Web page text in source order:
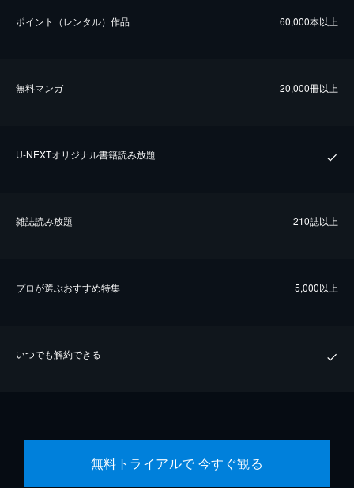
ポイント（レンタル）作品 60,000本以上
無料マンガ 20,000冊以上
U-NEXTオリジナル書籍読み放題
雑誌読み放題 210誌以上
プロが選ぶおすすめ特集 5,000以上
いつでも解約できる
無料トライアルで 今すぐ観る